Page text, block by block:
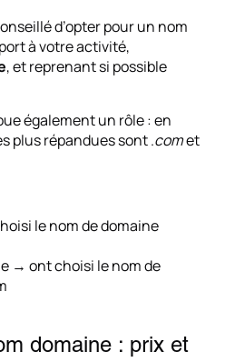
d’opter pour un nom
à votre activité,
, et reprenant si possible
également un rôle : en
plus répandues sont .comet
le nom de domaine
→ ont choisi le nom de
domaine : prix et